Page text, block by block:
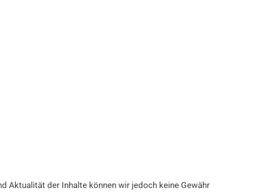
Aktualität der Inhalte können wir jedoch keine Gewähr